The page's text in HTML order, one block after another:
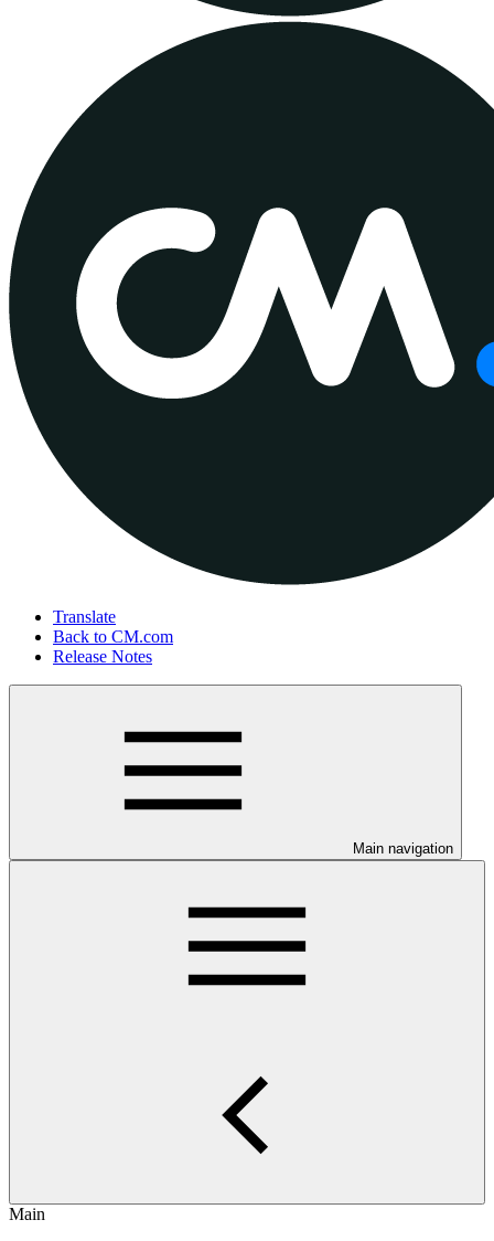
Translate
Back to CM.com
Release Notes
Main navigation
Main